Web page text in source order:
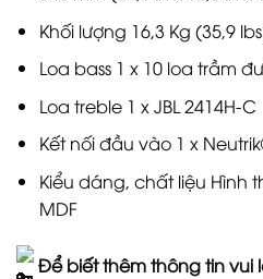
Khối lượng 16,3 Kg (35,9
Loa bass 1 x 10 loa trầm
Loa treble 1 x JBL 2414H-C
Kết nối đầu vào 1 x
Kiểu dáng, chất liệu Hình
MDF
Để biết thêm thông tin vui